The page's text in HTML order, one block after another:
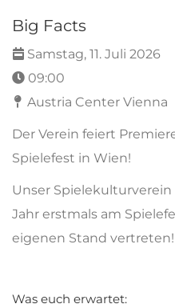
Big Facts
Samstag, 11. Juli 2026
09:00
Austria Center Vienna
Der Verein feiert
Spielefest in Wien!
Unser
Jahr erstmals am
eigenen Stand vertreten!
Was euch erwartet: